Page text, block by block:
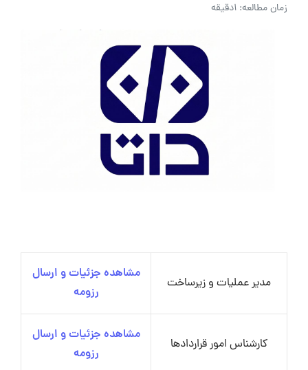
زمان مطالعه: 1دقیقه
مدیر عملیات و زیرساخت
مشاهده جزئیات و ارسال
رزومه
کارشناس امور قراردادها
مشاهده جزئیات و ارسال
رزومه